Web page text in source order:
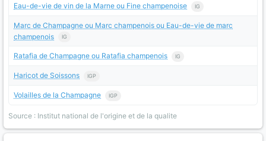
Eau-de-vie de vin de la Marne ou Fine champenoise IG
Marc de Champagne ou Marc champenois ou Eau-de-vie de marc
champenois
IG
Ratafia de Champagne ou Ratafia champenois IG
Haricot de Soissons IGP
Volailles de la Champagne IGP
Source : Institut national de l'origine et de la qualite